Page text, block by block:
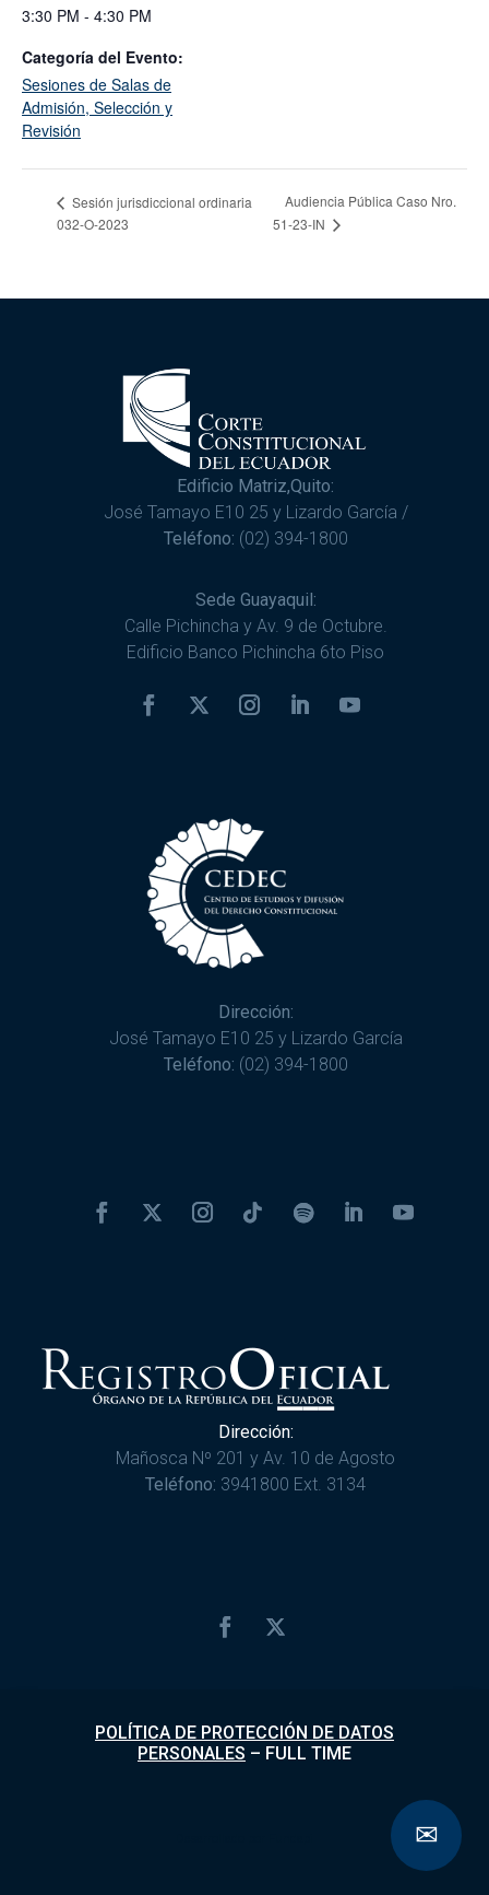
3:30 PM - 4:30 PM
Categoría del Evento:
Sesiones de Salas de
Admisión, Selección y
Revisión
Sesión jurisdiccional ordinaria
032-O-2023
Audiencia Pública Caso Nro.
51-23-IN
Edificio Matriz,Quito:
José Tamayo E10 25 y Lizardo García /
Teléfono: (02) 394-1800
Sede Guayaquil:
Calle Pichincha y Av. 9 de Octubre.
Edificio Banco Pichincha 6to Piso
Dirección:
José Tamayo E10 25 y Lizardo García
Teléfono: (02) 394-1800
Dirección:
Mañosca Nº 201 y Av. 10 de Agosto
Teléfono: 3941800 Ext. 3134
POLÍTICA DE PROTECCIÓN DE DATOS
PERSONALES – FULL TIME
✉